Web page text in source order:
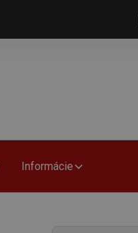
Informácie